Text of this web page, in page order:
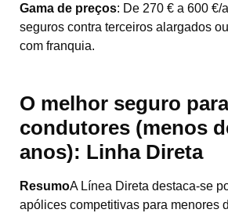
Gama de preços: De 270 € a 600 €/
seguros contra terceiros alargados
com franquia.
O melhor seguro
condutores (menos
anos): Linha Direta
ResumoA Línea Direta destaca-se
apólices competitivas para menores